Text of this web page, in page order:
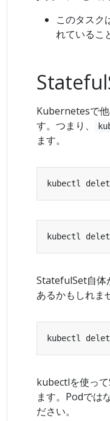
このタスク
れているこ
Kubernetesで
す。つまり、
ます。
StatefulSet自体
あるかもしれま
kubectlを使っ
ます。Podでは
ださい。